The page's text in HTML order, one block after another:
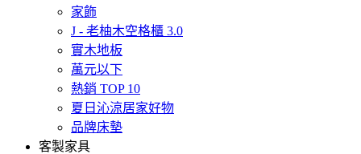
家飾
J - 老柚木空格櫃 3.0
實木地板
萬元以下
熱銷 TOP 10
夏日沁涼居家好物
品牌床墊
客製家具